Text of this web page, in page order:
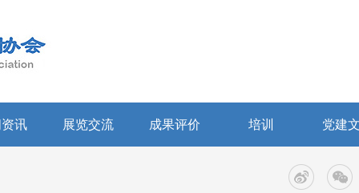
讯 展览交流 成果评价 培训 党建